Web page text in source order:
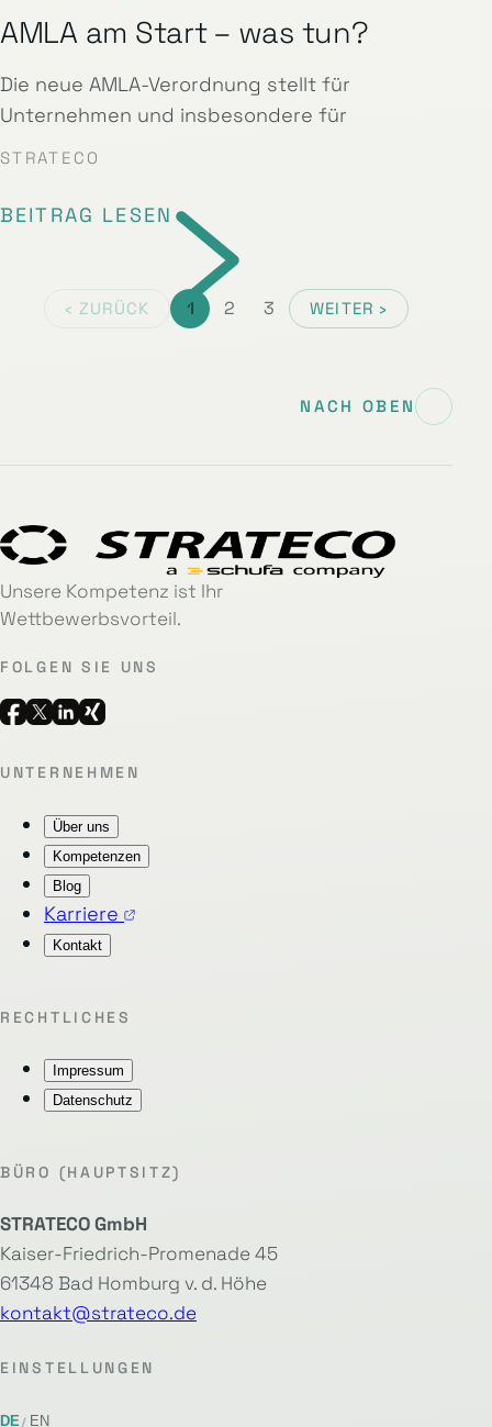
AMLA am Start – was tun?
Die neue AMLA-Verordnung stellt für
Unternehmen und insbesondere für
STRATECO
BEITRAG LESEN
‹ ZURÜCK 1 2 3 WEITER ›
NACH OBEN
Unsere Kompetenz ist Ihr
Wettbewerbsvorteil.
FOLGEN SIE UNS
UNTERNEHMEN
Über uns
Kompetenzen
Blog
Karriere
Kontakt
RECHTLICHES
Impressum
Datenschutz
BÜRO (HAUPTSITZ)
STRATECO GmbH
Kaiser-Friedrich-Promenade 45
61348 Bad Homburg v. d. Höhe
kontakt@strateco.de
EINSTELLUNGEN
DE EN